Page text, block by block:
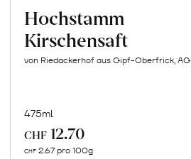
Hochstamm
Kirschensaft
von Riedackerhof aus Gipf-Oberfrick, AG
475ml
CHF 12.70
CHF 2.67 pro 100g